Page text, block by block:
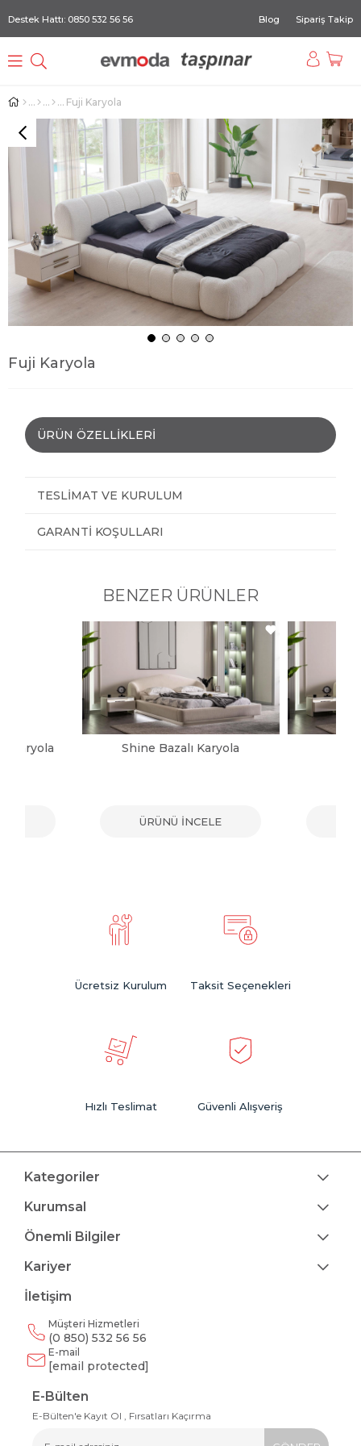
Destek Hattı: 0850 532 56 56 Blog Sipariş Takip
Fuji Karyola
Fuji Karyola
ÜRÜN ÖZELLIKLERI
TESLIMAT VE KURULUM
GARANTI KOŞULLARI
BENZER ÜRÜNLER
Karyola Shine Bazalı Karyola
ÜRÜNÜ İNCELE
Ücretsiz Kurulum Taksit Seçenekleri
Hızlı Teslimat Güvenli Alışveriş
Kategoriler
Kurumsal
Önemli Bilgiler
Kariyer
İletişim
Müşteri Hizmetleri
(0 850) 532 56 56
E-mail
[email protected]
E-Bülten
E-Bülten'e Kayıt Ol , Fırsatları Kaçırma